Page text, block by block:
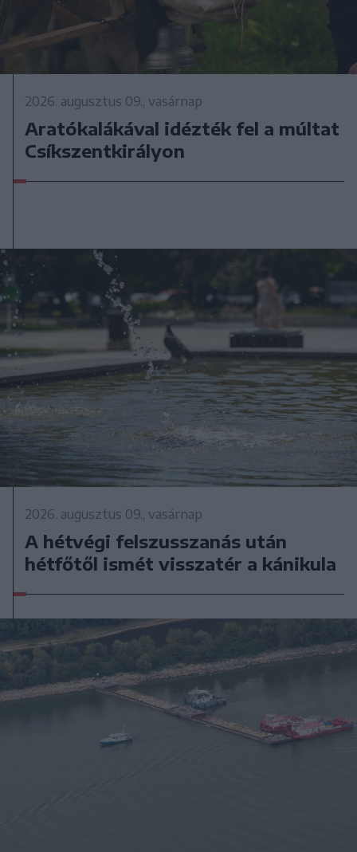
2026. augusztus 09., vasárnap
Aratókalákával idézték fel a múltat
Csíkszentkirályon
2026. augusztus 09., vasárnap
A hétvégi felszusszanás után
hétfőtől ismét visszatér a kánikula